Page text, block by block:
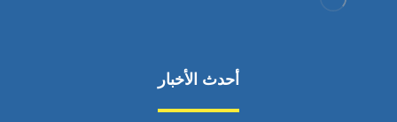
أحدث الأخبار